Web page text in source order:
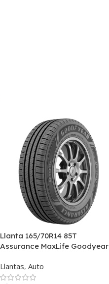
Llanta 165/70R14 85T
Assurance MaxLife Goodyear
Llantas, Auto